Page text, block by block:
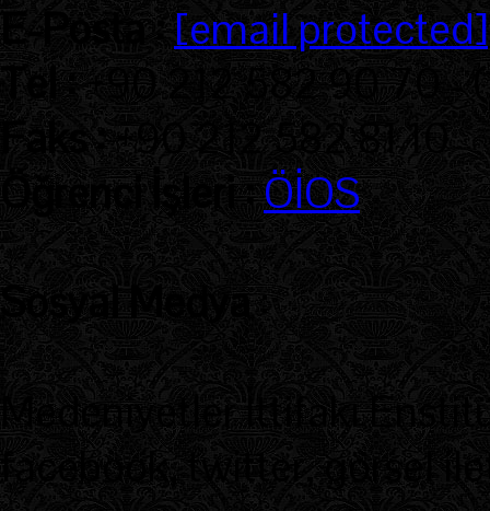
E-Posta :[email protected]
Tel :+90 212 582 90 70 -
Faks :+90 212 582 81 10
Öğrenci İşleri :ÖİOS
Sosyal Medya:
Medeniyetler İttifakı
facebook, twitter, görsel